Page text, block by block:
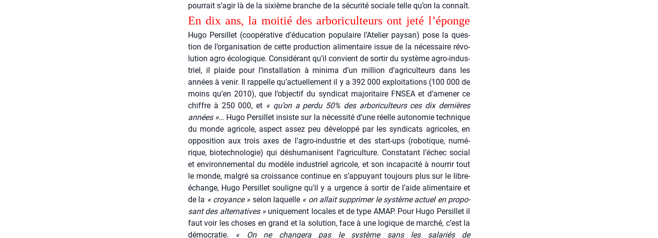
pour­rait s’agir là de la sixième branche de la sécu­ri­té sociale telle qu’on la connaît.
En dix ans, la moi­tié des arbo­ri­cul­teurs ont jeté l’é­ponge
Hugo Per­sillet (coopé­ra­tive d’éducation popu­laire l’Atelier pay­san) pose la ques­
tion de l’organisation de cette pro­duc­tion ali­men­taire issue de la néces­saire révo­
lu­tion agro éco­lo­gique. Consi­dé­rant qu’il convient de sor­tir du sys­tème agro-indus­
triel, il plaide pour l’installation à mini­ma d’un mil­lion d’agriculteurs dans les
années à venir. Il rap­pelle qu’actuellement il y a 392 000 exploi­ta­tions (100 000 de
moins qu’en 2010), que l’objectif du syn­di­cat majo­ri­taire FNSEA et d’amener ce
chiffre à 250 000, et « qu’on a per­du 50% des arbo­ri­cul­teurs ces dix der­nières
années »… Hugo Per­sillet insiste sur la néces­si­té d’une réelle auto­no­mie tech­nique
du monde agri­cole, aspect assez peu déve­lop­pé par les syn­di­cats agri­coles, en
oppo­si­tion aux trois axes de l’agro-industrie et des start-ups (robo­tique, numé­
rique, bio­tech­no­lo­gie) qui déshu­ma­nisent l’agriculture. Consta­tant l’échec social
et envi­ron­ne­men­tal du modèle indus­triel agri­cole, et son inca­pa­ci­té à nour­rir tout
le monde, mal­gré sa crois­sance conti­nue en s’appuyant tou­jours plus sur le libre-
échange, Hugo Per­sillet sou­ligne qu’il y a urgence à sor­tir de l’aide ali­men­taire et
de la « croyance » selon laquelle « on allait sup­pri­mer le sys­tème actuel en pro­po­
sant des alter­na­tives »uni­que­ment locales et de type AMAP. Pour Hugo Per­sillet il
faut voir les choses en grand et la solu­tion, face à une logique de mar­ché, c’est la
démo­cra­tie. « On ne chan­ge­ra pas le sys­tème sans les sala­riés de